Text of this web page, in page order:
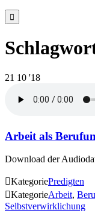

21 10 '18
Arbeit als
Download der
KategoriePredigten
KategorieArbeit,
Selbstverwirklichung